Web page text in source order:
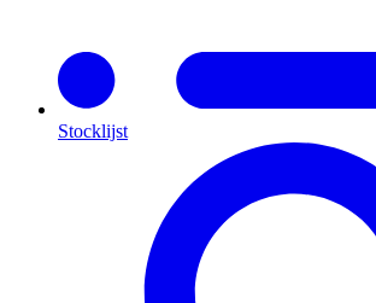
Stocklijst